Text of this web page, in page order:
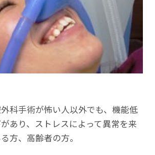
科手術が怖い人以外でも、機能低
あり、ストレスによって異常を来
方、高齢者の方。